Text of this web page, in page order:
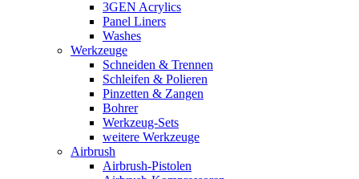
3GEN Acrylics
Panel Liners
Washes
Werkzeuge
Schneiden & Trennen
Schleifen & Polieren
Pinzetten & Zangen
Bohrer
Werkzeug-Sets
weitere Werkzeuge
Airbrush
Airbrush-Pistolen